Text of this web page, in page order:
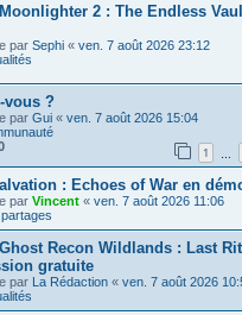
2 : The Endless
par Sephi « ven. 7 août 2026 23:12
vous ?
par Gui « ven. 7 août 2026 15:04
1
: Echoes of War en
par Vincent « ven. 7 août 2026 11:06
Recon Wildlands : Last
gratuite
par La Rédaction « ven. 7 août 2026